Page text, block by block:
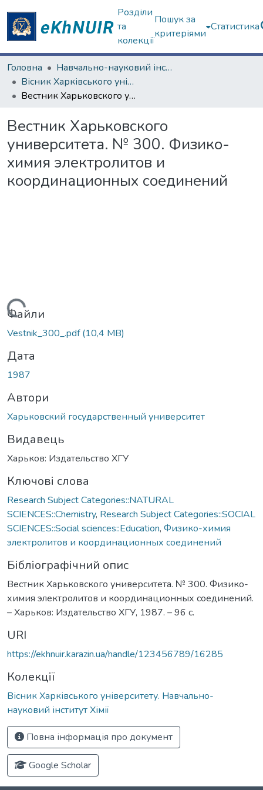
Розділи
та
колекції
Пошук за
критеріями
Статистика
Головна
Навчально-науковий інститут Хімії
Вісник Харківського університету. Навчально-науковий інститут Хімії
Вестник Харьковского университета. № 300. Физико-химия электролитов и координационных соединений
Вестник Харьковского
университета. № 300. Физико-
химия электролитов и
координационных соединений
Вантажиться...
Файли
Vestnik_300_.pdf(10,4 MB)
Дата
1987
Автори
Харьковский государственный университет
Видавець
Харьков: Издательство ХГУ
Ключові слова
Research Subject Categories::NATURAL
SCIENCES::Chemistry, Research Subject Categories::SOCIAL
SCIENCES::Social sciences::Education, Физико-химия
электролитов и координационных соединений
Бібліографічний опис
Вестник Харьковского университета. № 300. Физико-
химия электролитов и координационных соединений.
– Харьков: Издательство ХГУ, 1987. – 96 с.
URI
https://ekhnuir.karazin.ua/handle/123456789/16285
Колекції
Вісник Харківського університету. Навчально-
науковий інститут Хімії
Повна інформація про документ
Google Scholar